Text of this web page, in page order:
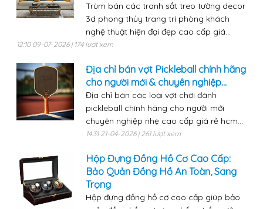
Trùm bán các tranh sắt treo tường decor
3d phong thủy trang trí phòng khách
nghệ thuật hiện đại đẹp cao cấp giá...
12:10 09-07-2026 | 174 lượt xem
Địa chỉ bán vợt Pickleball chính hãng
cho người mới & chuyên nghiệp...
Địa chỉ bán các loại vợt chơi đánh
pickleball chính hãng cho người mới
chuyên nghiệp nhẹ cao cấp giá rẻ hcm...
14:31 21-04-2026 | 261 lượt xem
Hộp Đựng Đồng Hồ Cơ Cao Cấp:
Bảo Quản Đồng Hồ An Toàn, Sang
Trọng
Hộp đựng đồng hồ cơ cao cấp giúp bảo